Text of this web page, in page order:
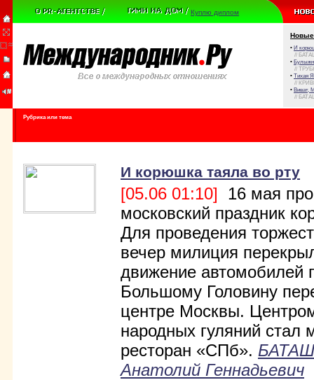
Куплю диплом
Новые
• И
//
•
//
• Тихая
//
• Виват,
//
Рубрика или тема
И корюшка таяла во рту
[05.06 01:10] 16 мая
московский праздник
Для проведения
вечер милиция
движение автомобилей
Большому Головину
центре Москвы.
народных гуляний стал
ресторан «СПб».
Анатолий Геннадьевич